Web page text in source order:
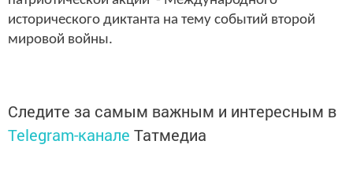
исторического диктанта на тему событий второй
мировой войны.
Следите за самым важным и интересным в
Telegram-канале Татмедиа